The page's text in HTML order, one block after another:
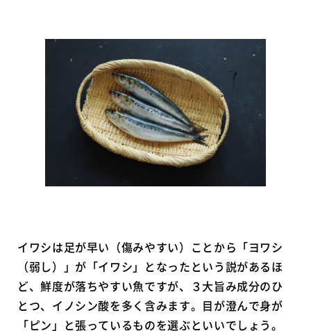
イワシは足が早い（傷みやすい）ことから「ヨワシ
（弱し）」が「イワシ」となったという説があるほ
ど、鮮度が落ちやすい魚ですが、３大旨み成分のひ
とつ、イノシン酸を多く含みます。目が澄んで身が
「ピン」と張っているものを選ぶといいでしょう。